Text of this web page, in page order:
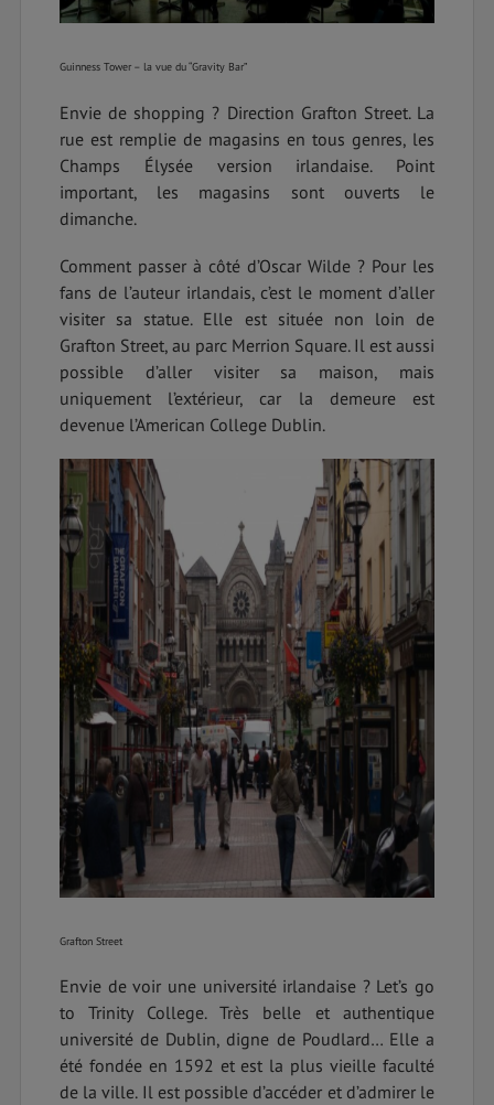
Guinness Tower – la vue du “Gravity Bar”
Envie de shopping ? Direction Grafton Street. La
rue est remplie de magasins en tous genres, les
Champs Élysée version irlandaise. Point
important, les magasins sont ouverts le
dimanche.
Comment passer à côté d’Oscar Wilde ? Pour les
fans de l’auteur irlandais, c’est le moment d’aller
visiter sa statue. Elle est située non loin de
Grafton Street, au parc Merrion Square. Il est aussi
possible d’aller visiter sa maison, mais
uniquement l’extérieur, car la demeure est
devenue l’American College Dublin.
Grafton Street
Envie de voir une université irlandaise ? Let’s go
to Trinity College. Très belle et authentique
université de Dublin, digne de Poudlard… Elle a
été fondée en 1592 et est la plus vieille faculté
de la ville. Il est possible d’accéder et d’admirer le